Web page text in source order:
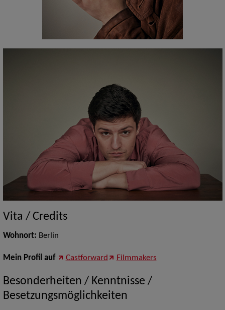
Vita / Credits
Wohnort: Berlin
Mein Profil auf Castforward Filmmakers
Besonderheiten / Kenntnisse /
Besetzungsmöglichkeiten